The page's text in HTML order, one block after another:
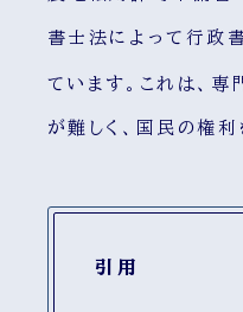
書士法によって行政
ています 。これは、
が難しく、国民の権
引用